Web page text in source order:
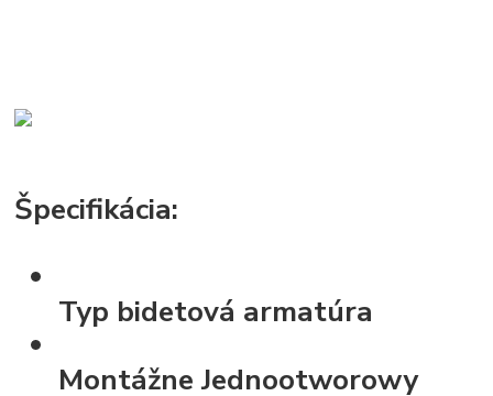
Špecifikácia:
Typ bidetová armatúra
MontážneJednootworowy